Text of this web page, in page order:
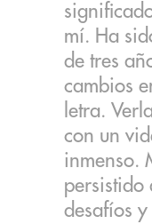
mí. Ha
de tres
cambios
letra.
con un
inmenso.
persistido
desafíos y